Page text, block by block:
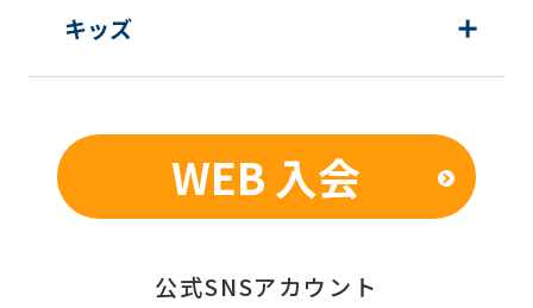
キッズ
WEB 入会
公式SNSアカウント